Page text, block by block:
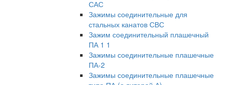
САС
Зажимы соединительные для
стальных канатов СВС
Зажим соединительный плашечный
ПА 1 1
Зажимы соединительные плашечные
ПА-2
Зажимы соединительные плашечные